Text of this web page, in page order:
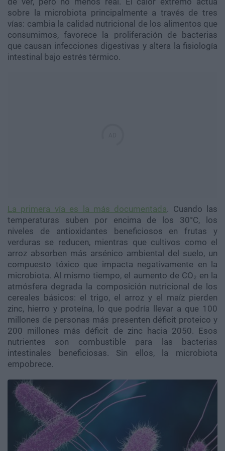
sobre la microbiota principalmente a través de tres
vías: cambia la calidad nutricional de los alimentos que
consumimos, favorece la proliferación de bacterias
que causan infecciones digestivas y altera la fisiología
intestinal bajo estrés térmico.
La primera vía es la más documentada. Cuando las
temperaturas suben por encima de los 30°C, los
niveles de antioxidantes beneficiosos en frutas y
verduras se reducen, mientras que cultivos como el
arroz absorben más arsénico ambiental del suelo, un
compuesto tóxico que impacta negativamente en la
microbiota. Al mismo tiempo, el aumento de CO₂ en la
atmósfera degrada la composición nutricional de los
cereales básicos: el trigo, el arroz y el maíz pierden
zinc, hierro y proteína, lo que podría llevar a que 100
millones de personas más presenten déficit proteico y
200 millones más déficit de zinc hacia 2050. Esos
nutrientes son combustible para las bacterias
intestinales beneficiosas. Sin ellos, la microbiota
empobrece.